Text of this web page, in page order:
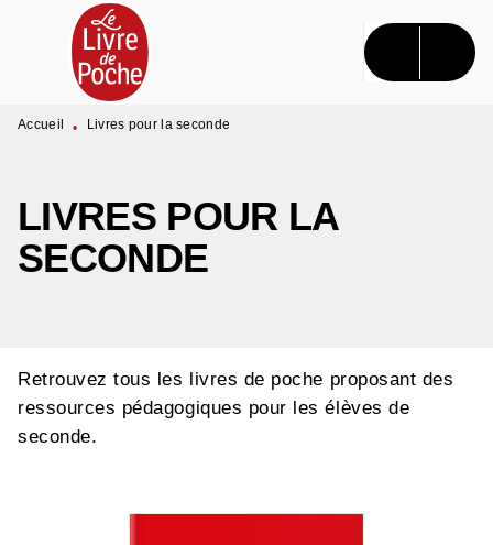
MENU RECHERCHE CONTENU
PIED DE PAGE
Accueil • Livres pour la seconde
LIVRES POUR LA
SECONDE
Retrouvez tous les livres de poche proposant des
ressources pédagogiques pour les élèves de
seconde.